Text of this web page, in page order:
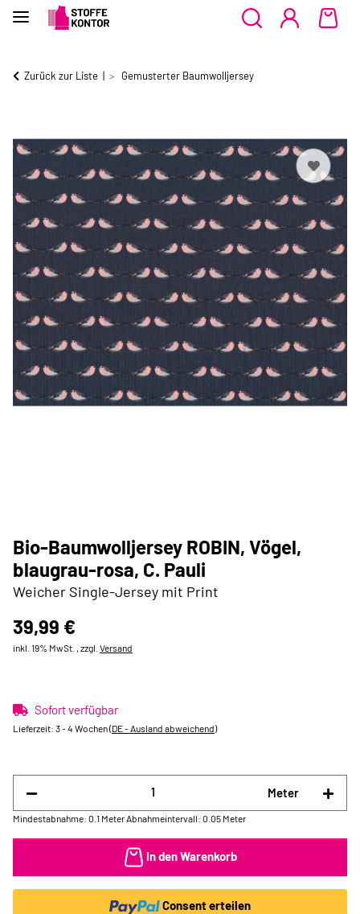
Zurück zur Liste Gemusterter Baumwolljersey
Bio-Baumwolljersey ROBIN, Vögel,
blaugrau-rosa, C. Pauli
Weicher Single-Jersey mit Print
39,99 €
inkl. 19% MwSt. , zzgl. Versand
Sofort verfügbar
Lieferzeit: 3 - 4 Wochen(DE - Ausland abweichend)
Meter
Mindestabnahme: 0.1 Meter Abnahmeintervall: 0.05 Meter
In den Warenkorb
Consent erteilen